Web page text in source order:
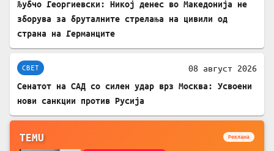
Љубчо Георгиевски: Никој денес во Македонија не
зборува за бруталните стрелања на цивили од
страна на Германците
СВЕТ 08 август 2026
Сенатот на САД со силен удар врз Москва: Усвоени
нови санкции против Русија
TEMU Реклама